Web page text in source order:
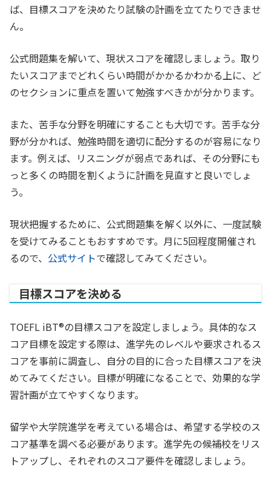
ば、目標スコアを決めたり試験の計画を立てたりできませ
ん。
公式問題集を解いて、現状スコアを確認しましょう。取り
たいスコアまでどれくらい時間がかかるかわかる上に、ど
のセクションに重点を置いて勉強すべきかが分かります。
また、苦手な分野を明確にすることも大切です。苦手な分
野が分かれば、勉強時間を適切に配分するのが容易になり
ます。例えば、リスニングが弱点であれば、その分野にも
っと多くの時間を割くように計画を見直すと良いでしょ
う。
現状把握するために、公式問題集を解く以外に、一度試験
を受けてみることもおすすめです。月に5回程度開催され
るので、 公式サイトで確認してみてください。
目標スコアを決める
TOEFL iBT®の目標スコアを設定しましょう。具体的なス
コア目標を設定する際は、進学先のレベルや要求されるス
コアを事前に調査し、自分の目的に合った目標スコアを決
めてみてください。目標が明確になることで、効果的な学
習計画が立てやすくなります。
留学や大学院進学を考えている場合は、希望する学校のス
コア基準を調べる必要があります。進学先の候補校をリス
トアップし、それぞれのスコア要件を確認しましょう。